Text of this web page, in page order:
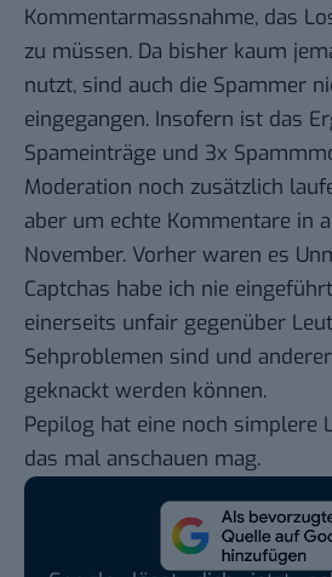
Kommentarmassnahme, das
zu müssen. Da bisher kaum
nutzt, sind auch die Spammer
eingegangen. Insofern ist das
Spameinträge und 3x
Moderation noch zusätzlich
aber um echte Kommentare in
November. Vorher waren es
Captchas habe ich nie
einerseits unfair gegenüber
Sehproblemen sind und
geknackt werden können.
Pepilog hat eine noch simplere
das mal anschauen mag.